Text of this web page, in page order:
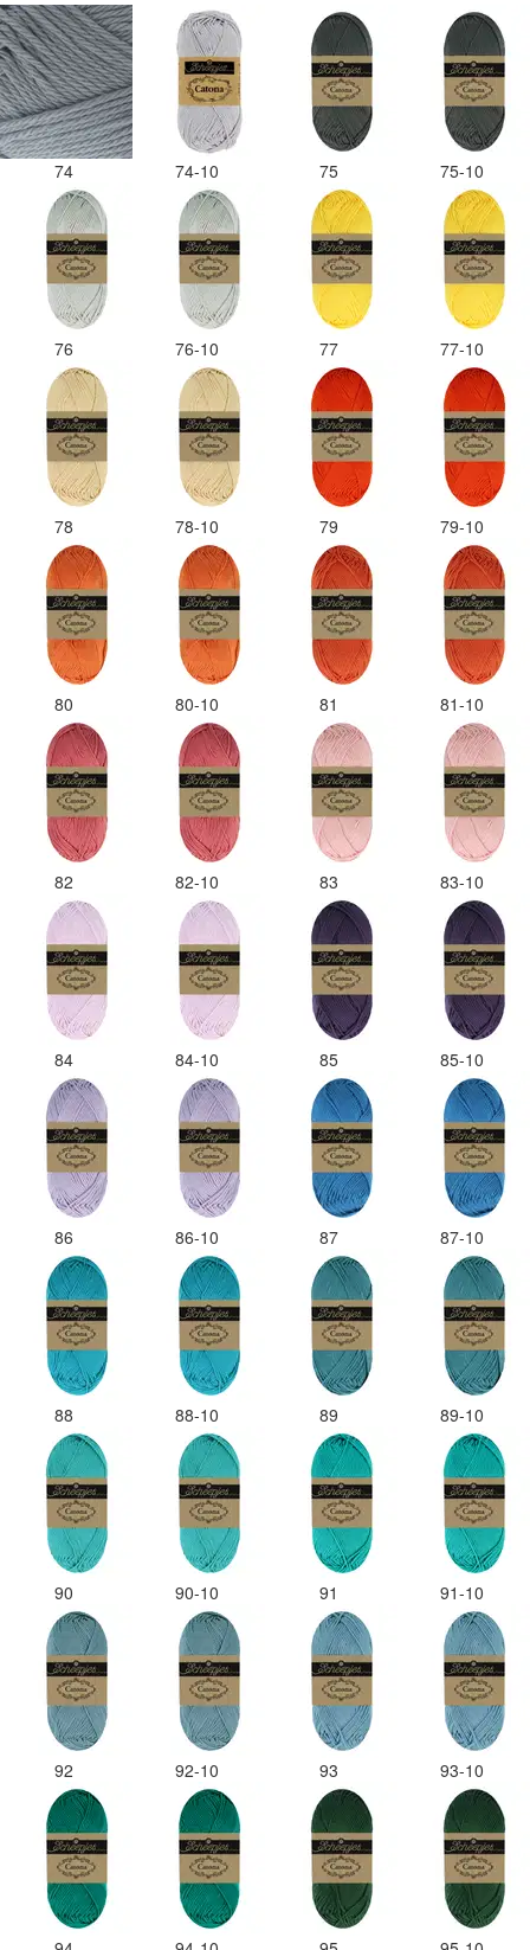
74 74-10 75 75-10
76 76-10 77 77-10
78 78-10 79 79-10
80 80-10 81 81-10
82 82-10 83 83-10
84 84-10 85 85-10
86 86-10 87 87-10
88 88-10 89 89-10
90 90-10 91 91-10
92 92-10 93 93-10